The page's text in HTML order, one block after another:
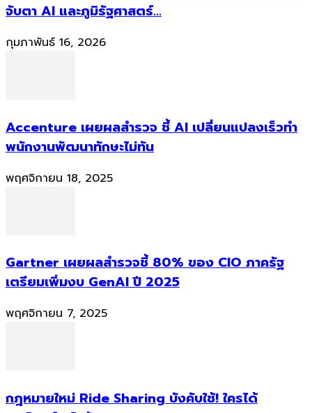
จับตา AI และภูมิรัฐศาสตร์...
กุมภาพันธ์ 16, 2026
Accenture เผยผลสำรวจ ชี้ AI เปลี่ยนแปลงเร็วทำ
พนักงานพัฒนาทักษะไม่ทัน
พฤศจิกายน 18, 2025
Gartner เผยผลสำรวจชี้ 80% ของ CIO ภาครัฐ
เตรียมเพิ่มงบ GenAI ปี 2025
พฤศจิกายน 7, 2025
กฎหมายใหม่ Ride Sharing บังคับใช้! ใครได้